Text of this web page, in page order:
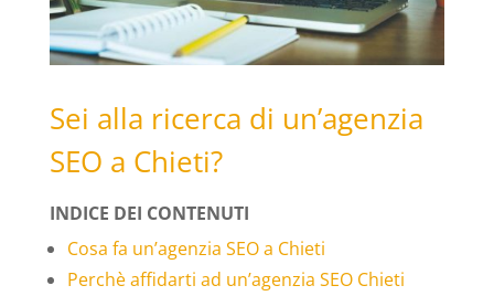
Sei alla ricerca di un’agenzia
SEO a Chieti?
INDICE DEI CONTENUTI
Cosa fa un’agenzia SEO a Chieti
Perchè affidarti ad un’agenzia SEO Chieti